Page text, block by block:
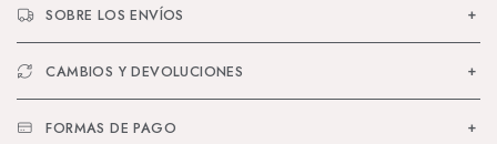
SOBRE LOS ENVÍOS
CAMBIOS Y DEVOLUCIONES
FORMAS DE PAGO